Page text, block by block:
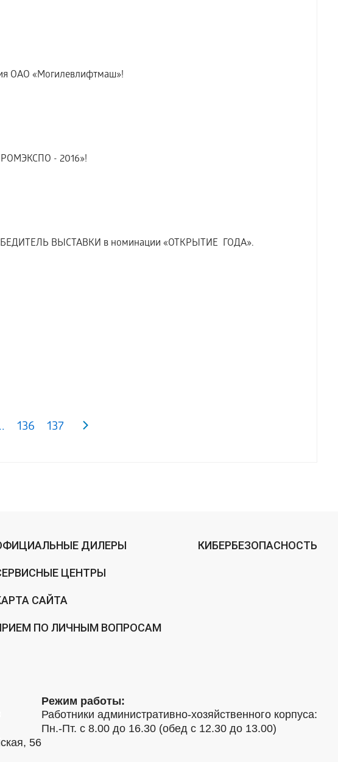
ОАО «Могилевлифтмаш»!
- 2016»!
ВЫСТАВКИ в номинации «ОТКРЫТИЕ ГОДА».
136 137
ДИЛЕРЫ
ЦЕНТРЫ
САЙТА
ПО ЛИЧНЫМ ВОПРОСАМ
КИБЕРБЕЗОПАСНОСТЬ
56
Режим работы:
Работники административно-хозяйственного корпуса:
Пн.-Пт. с 8.00 до 16.30 (обед с 12.30 до 13.00)